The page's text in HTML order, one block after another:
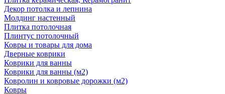
Декор потолка и лепнина
Молдинг настенный
Плитка потолочная
Плинтус потолочный
Ковры и товары для дома
Дверные коврики
Коврики для ванны
Коврики для ванны (м2)
Ковролин и ковровые дорожки (м2)
Ковры